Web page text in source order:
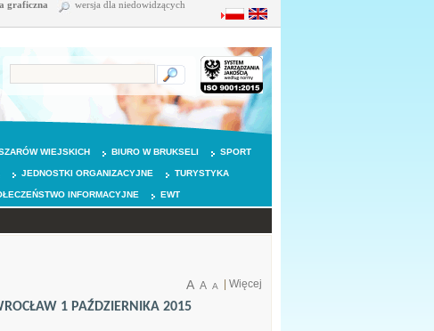
graficzna wersja dla niedowidzących
WIEJSKICH BIURO W BRUKSELI SPORT
JEDNOSTKI ORGANIZACYJNE TURYSTYKA
INFORMACYJNE EWT
Więcej
A A A
1 PAŹDZIERNIKA 2015